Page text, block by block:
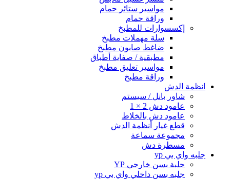
مواسير ستائر حمام
وراقة حمام
إكسسوارات للمطبخ
سلة مهملات مطبخ
ضاغط صابون مطبخ
مطبقية / صفاية أطباق
مواسير تعليق مطبخ
وراقة مطبخ
انظمة الدش
شاور بانل / سيستم
عامود دش 2 × 1
عامود دش بالخلاط
قطع غيار أنظمة الدش
مجموعة سماعة
مسطرة دش
جلبه واي بي yp
جلبة بسن خارجي YP
جلبه بسن داخلي واي بي yp